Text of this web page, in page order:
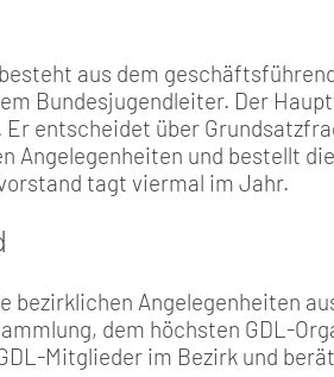
aus dem
Bundesjugendleiter. Der
entscheidet über
Angelegenheiten und bestellt
tagt viermal im Jahr.
bezirklichen Angelegenheiten
dem höchsten GDL-
Mitglieder im Bezirk und